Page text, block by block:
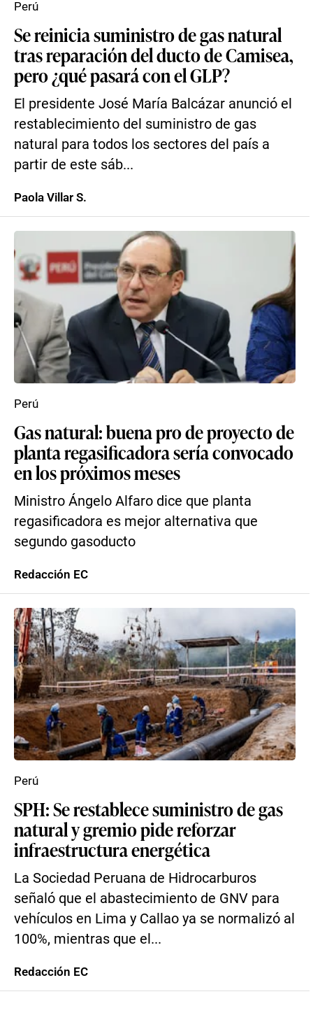
Se reinicia suministro de gas natural
tras reparación del ducto de Camisea,
pero ¿qué pasará con el GLP?
El presidente José María Balcázar anunció el
restablecimiento del suministro de gas
natural para todos los sectores del país a
partir de este sáb...
Perú
Paola Villar S.
Gas natural: buena pro de proyecto de
planta regasificadora sería convocado
en los próximos meses
Ministro Ángelo Alfaro dice que planta
regasificadora es mejor alternativa que
segundo gasoducto
Perú
Redacción EC
SPH: Se restablece suministro de gas
natural y gremio pide reforzar
infraestructura energética
La Sociedad Peruana de Hidrocarburos
señaló que el abastecimiento de GNV para
vehículos en Lima y Callao ya se normalizó al
100%, mientras que el...
Perú
Redacción EC